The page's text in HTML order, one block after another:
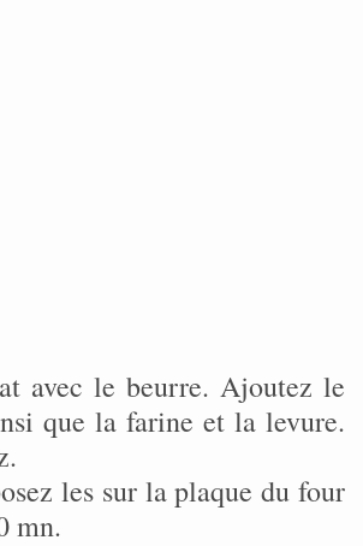
avec le beurre. Ajoutez le
que la farine et la levure.
les sur la plaque du four
mn.